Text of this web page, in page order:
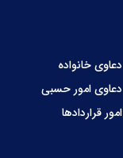
دعاوی خانواده
دعاوی امور حسبی
امور قراردادها